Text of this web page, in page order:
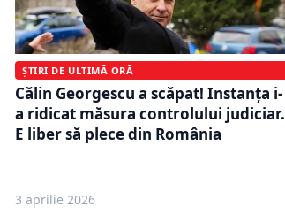
ȘTIRI DE ULTIMĂ ORĂ
Călin Georgescu a scăpat! Instanța i-
a ridicat măsura controlului judiciar.
E liber să plece din România
3 aprilie 2026